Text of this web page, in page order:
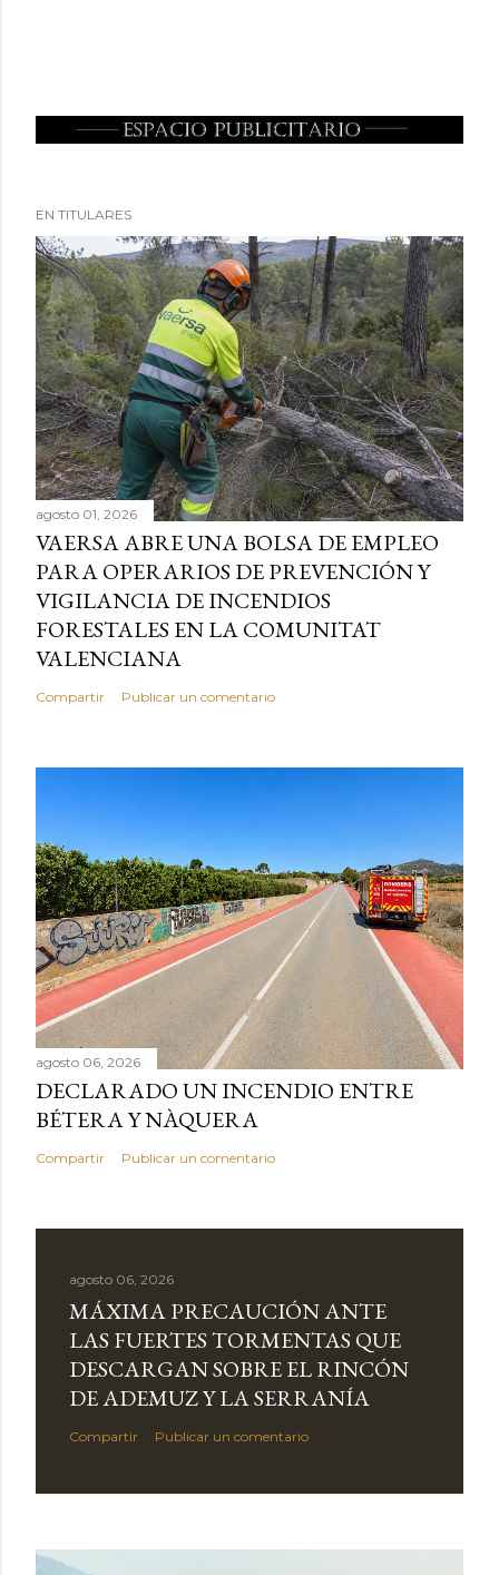
EN TITULARES
agosto 01, 2026
VAERSA ABRE UNA BOLSA DE EMPLEO
PARA OPERARIOS DE PREVENCIÓN Y
VIGILANCIA DE INCENDIOS
FORESTALES EN LA COMUNITAT
VALENCIANA
Compartir Publicar un comentario
agosto 06, 2026
DECLARADO UN INCENDIO ENTRE
BÉTERA Y NÀQUERA
Compartir Publicar un comentario
agosto 06, 2026
MÁXIMA PRECAUCIÓN ANTE
LAS FUERTES TORMENTAS QUE
DESCARGAN SOBRE EL RINCÓN
DE ADEMUZ Y LA SERRANÍA
Compartir Publicar un comentario